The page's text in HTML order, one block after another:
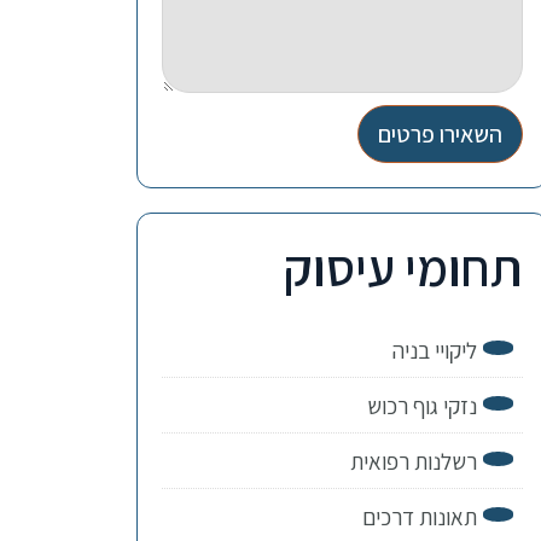
השאירו פרטים
תחומי עיסוק
ליקויי בניה
נזקי גוף רכוש
רשלנות רפואית
תאונות דרכים